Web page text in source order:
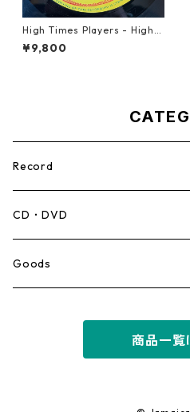
High Times Players - High T
imes Theme【7-21926】
¥9,800
Record
Mento,Calypso,Ballad
Ska
CD・DVD
Goods
商品一覧